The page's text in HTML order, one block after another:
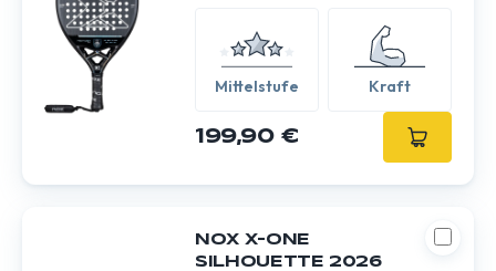
Mittelstufe Kraft
199,90 €
NOX X-ONE
SILHOUETTE 2026